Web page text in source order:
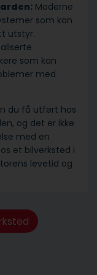
Moderne
som kan
utstyr.
som kan
med
du få utført hos
og det er ikke
med en
et bilverksted i
levetid og